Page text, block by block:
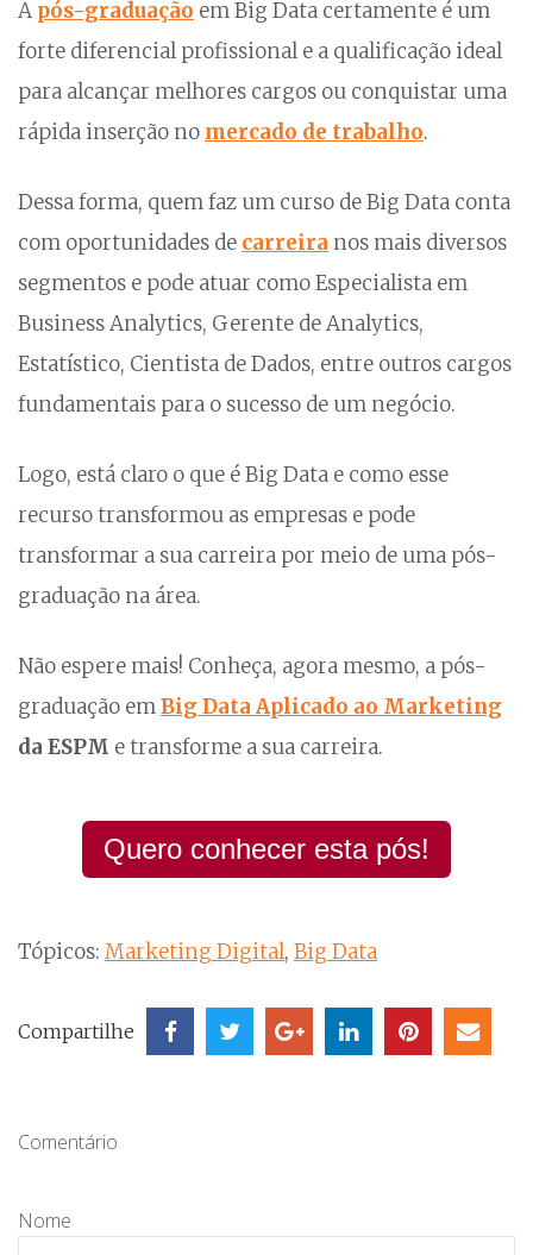
A pós-graduação em Big Data certamente é um
forte diferencial profissional e a qualificação ideal
para alcançar melhores cargos ou conquistar uma
rápida inserção no mercado de trabalho.
Dessa forma, quem faz um curso de Big Data conta
com oportunidades de carreira nos mais diversos
segmentos e pode atuar como Especialista em
Business Analytics, Gerente de Analytics,
Estatístico, Cientista de Dados, entre outros cargos
fundamentais para o sucesso de um negócio.
Logo, está claro o que é Big Data e como esse
recurso transformou as empresas e pode
transformar a sua carreira por meio de uma pós-
graduação na área.
Não espere mais! Conheça, agora mesmo, a pós-
graduação emBig Data Aplicado ao Marketing
da ESPM e transforme a sua carreira.
Quero conhecer esta pós!
Tópicos: Marketing Digital, Big Data
Compartilhe
Comentário
Nome